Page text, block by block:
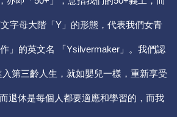
文字母大階「Y」的形態，代表我們女青
」的英文名 「Ysilvermaker」。我們認
第三齡人生，就如嬰兒一樣，重新享受
退休是每個人都要適應和學習的，而我